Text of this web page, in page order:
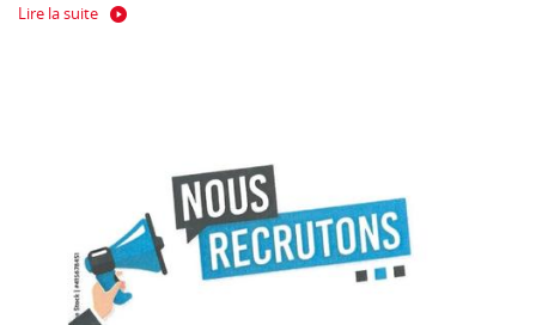
Lire la suite